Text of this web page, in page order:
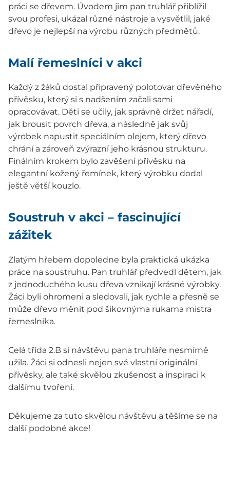
práci se dřevem. Úvodem jim pan truhlář přiblížil
svou profesi, ukázal různé nástroje a vysvětlil, jaké
dřevo je nejlepší na výrobu různých předmětů.
Malí řemeslníci v akci
Každý z žáků dostal připravený polotovar dřevěného
přívěsku, který si s nadšením začali sami
opracovávat. Děti se učily, jak správně držet nářadí,
jak brousit povrch dřeva, a následně jak svůj
výrobek napustit speciálním olejem, který dřevo
chrání a zároveň zvýrazní jeho krásnou strukturu.
Finálním krokem bylo zavěšení přívěsku na
elegantní kožený řemínek, který výrobku dodal
ještě větší kouzlo.
Soustruh v akci – fascinující
zážitek
Zlatým hřebem dopoledne byla praktická ukázka
práce na soustruhu. Pan truhlář předvedl dětem, jak
z jednoduchého kusu dřeva vznikají krásné výrobky.
Žáci byli ohromeni a sledovali, jak rychle a přesně se
může dřevo měnit pod šikovnýma rukama mistra
řemeslníka.
Celá třída 2.B si návštěvu pana truhláře nesmírně
užila. Žáci si odnesli nejen své vlastní originální
přívěsky, ale také skvělou zkušenost a inspiraci k
dalšímu tvoření.
Děkujeme za tuto skvělou návštěvu a těšíme se na
další podobné akce!